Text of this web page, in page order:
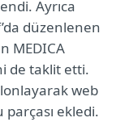
Ayrıca
düzenlenen
MEDICA
de taklit etti.
web
ekledi.